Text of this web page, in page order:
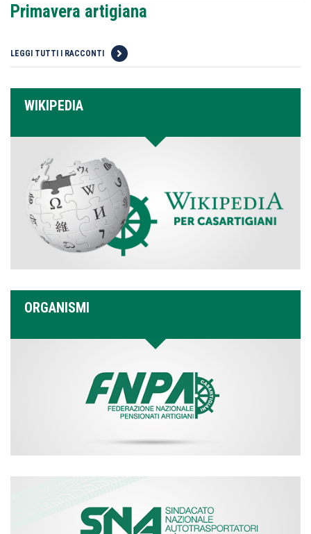
Primavera artigiana
LEGGI TUTTI I RACCONTI
WIKIPEDIA
ORGANISMI